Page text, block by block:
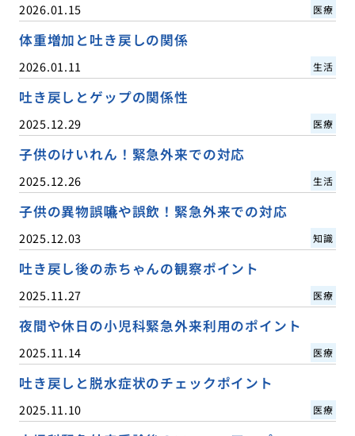
2026.01.15 医療
体重増加と吐き戻しの関係
2026.01.11 生活
吐き戻しとゲップの関係性
2025.12.29 医療
子供のけいれん！緊急外来での対応
2025.12.26 生活
子供の異物誤嚥や誤飲！緊急外来での対応
2025.12.03 知識
吐き戻し後の赤ちゃんの観察ポイント
2025.11.27 医療
夜間や休日の小児科緊急外来利用のポイント
2025.11.14 医療
吐き戻しと脱水症状のチェックポイント
2025.11.10 医療